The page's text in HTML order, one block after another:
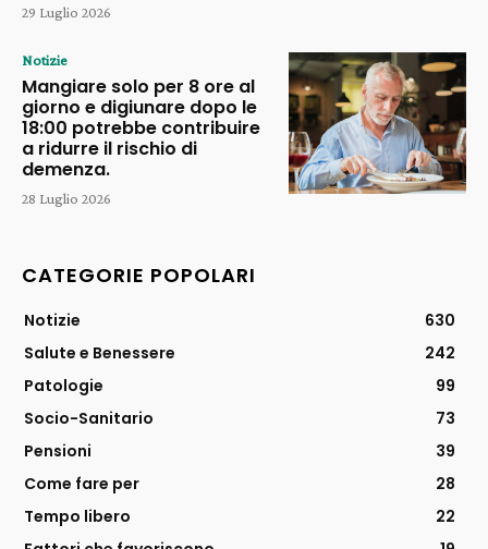
29 Luglio 2026
Notizie
Mangiare solo per 8 ore al
giorno e digiunare dopo le
18:00 potrebbe contribuire
a ridurre il rischio di
demenza.
28 Luglio 2026
CATEGORIE POPOLARI
Notizie
630
Salute e Benessere
242
Patologie
99
Socio-Sanitario
73
Pensioni
39
Come fare per
28
Tempo libero
22